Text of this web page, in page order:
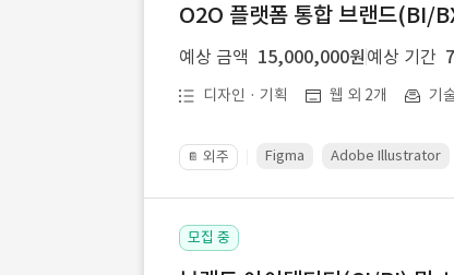
O2O 플랫폼 통합 브랜드(BI/
예상 금액 15,000,000원 예상 기간
디자인 · 기획 웹 외 2개 기
📔 외주 Figma Adobe Illustrator
모집 중